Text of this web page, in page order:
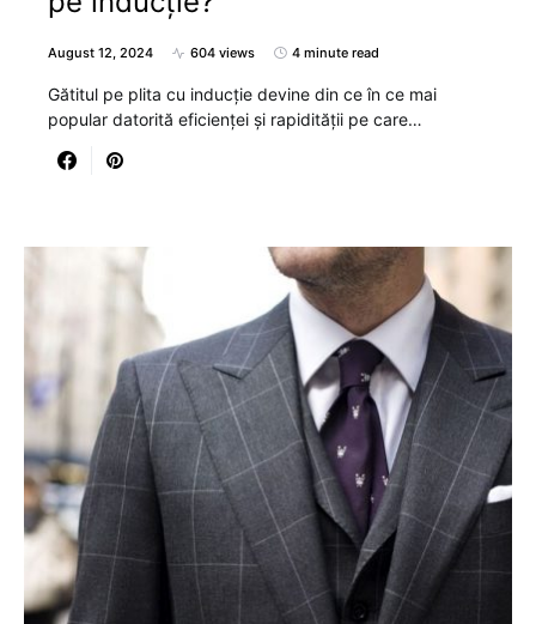
August 12, 2024 604 views 4 minute read
Gătitul pe plita cu inducție devine din ce în ce mai
popular datorită eficienței și rapidității pe care…